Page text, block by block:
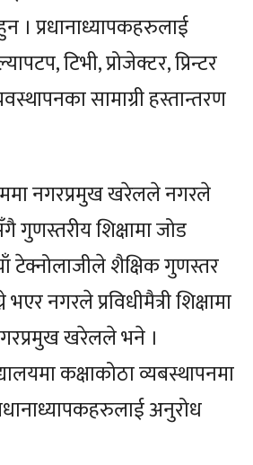
। प्रधानाध्यापकहरुलाई
टिभी, प्रोजेक्टर, प्रिन्टर
सामाग्री हस्तान्तरण
नगरप्रमुख खरेलले नगरले
गुणस्तरीय शिक्षामा जोड
टेक्नोलाजीले शैक्षिक गुणस्तर
नगरले प्रविधीमैत्री शिक्षामा
खरेलले भने ।
कक्षाकोठा व्यबस्थापनमा
अनुरोध